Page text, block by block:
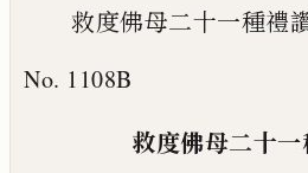
救度佛母二十一種禮
No. 1108B
救度佛母二十